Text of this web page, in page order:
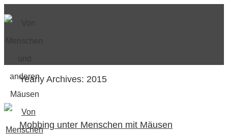
Yearly Archives: 2015
Mobbing unter Menschen mit Mäusen